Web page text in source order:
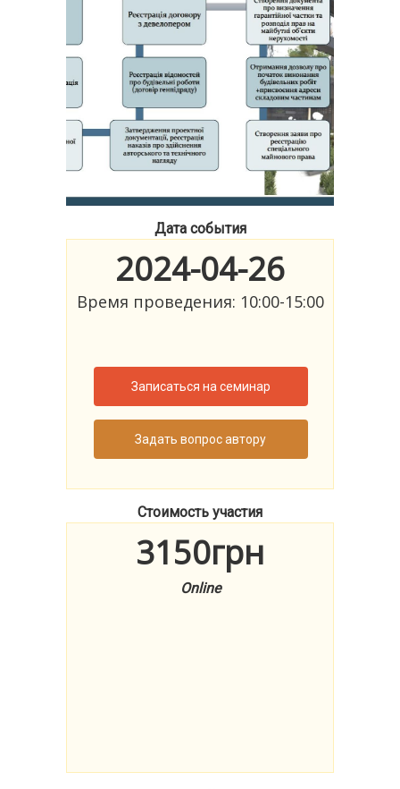
Дата события
2024-04-26
Время проведения: 10:00-15:00
Записаться на семинар
Задать вопрос автору
Стоимость участия
3150грн
Online